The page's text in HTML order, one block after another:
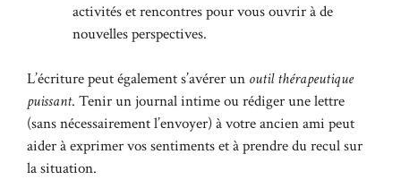
activités et rencontres pour vous ouvrir à de
nouvelles perspectives.
L’écriture peut également s’avérer un outil thérapeutique
puissant. Tenir un journal intime ou rédiger une lettre
(sans nécessairement l’envoyer) à votre ancien ami peut
aider à exprimer vos sentiments et à prendre du recul sur
la situation.